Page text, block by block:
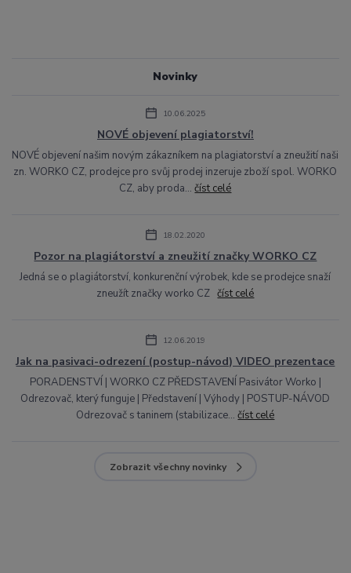
Novinky
10.06.2025
NOVÉ objevení plagiatorství!
NOVÉ objevení našim novým zákazníkem na plagiatorství a zneužití naši
zn. WORKO CZ, prodejce pro svůj prodej inzeruje zboží spol. WORKO
CZ, aby proda...číst celé
18.02.2020
Pozor na plagiátorství a zneužití značky WORKO CZ
Jedná se o plagiátorství, konkurenční výrobek, kde se prodejce snaží
zneužít značky worko CZčíst celé
12.06.2019
Jak na pasivaci-odrezení (postup-návod) VIDEO prezentace
PORADENSTVÍ | WORKO CZ PŘEDSTAVENÍ Pasivátor Worko |
Odrezovač, který funguje | Představení | Výhody | POSTUP-NÁVOD
Odrezovač s taninem (stabilizace...číst celé
Zobrazit všechny novinky